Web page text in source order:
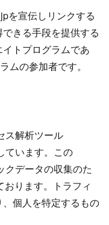
を宣伝しリンクする
きる手段を提供する
トプログラムであ
ムの参加者です。
ス解析ツール
ています。この
クデータの収集のた
ります。トラフィ
個人を特定するもの